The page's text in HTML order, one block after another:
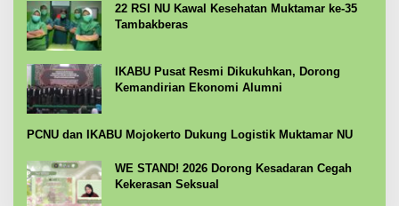
22 RSI NU Kawal Kesehatan Muktamar ke-35
Tambakberas
IKABU Pusat Resmi Dikukuhkan, Dorong
Kemandirian Ekonomi Alumni
PCNU dan IKABU Mojokerto Dukung Logistik Muktamar NU
WE STAND! 2026 Dorong Kesadaran Cegah
Kekerasan Seksual